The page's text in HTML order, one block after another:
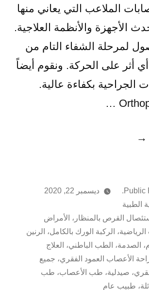
الملاعب التي يعاني منها
الأجهزة والأنظمة العلاجية.
لمرحلة الشفاء التام من
أثر على الحركة. ونقوم أيضاً
الجراحية بكفاءة عالية.
Public
ديسمبر 22, 2020
الطبية
القرص بالمنظار ، الأمراض
الرياضية، الركبة الورك بالكامل، الرنين
، الصدمة، الطب الباطني، العلاج
الأعصاب العمود الفقري، جميع
، صيدلية، طب الأعصاب، طب
، طبيب عام